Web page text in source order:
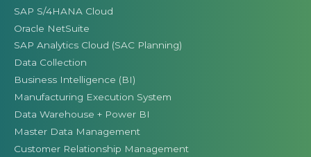
SAP S/4HANA Cloud
Oracle NetSuite
SAP Analytics Cloud (SAC Planning)
Data Collection
Business Intelligence (BI)
Manufacturing Execution System
Data Warehouse + Power BI
Master Data Management
Customer Relationship Management